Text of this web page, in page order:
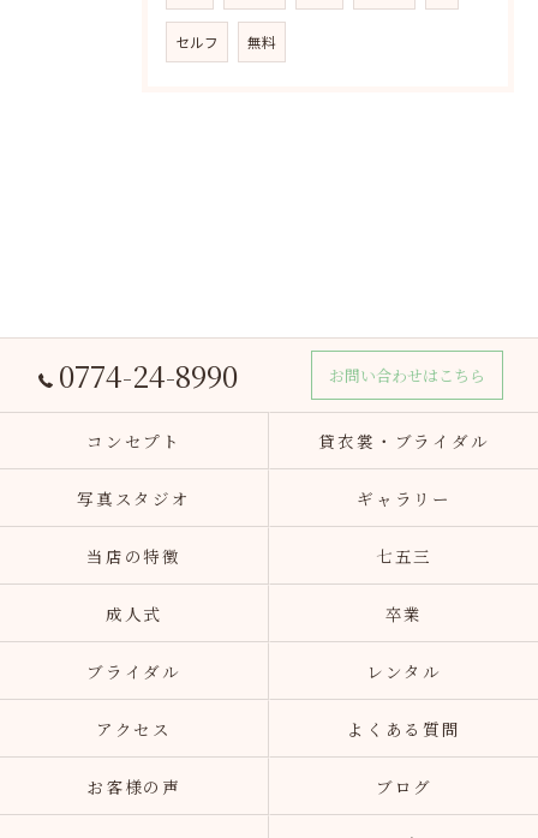
セルフ 無料
0774-24-8990 お問い合わせはこちら
コンセプト 貸衣裳・ブライダル
写真スタジオ ギャラリー
当店の特徴 七五三
成人式 卒業
ブライダル レンタル
アクセス よくある質問
お客様の声 ブログ